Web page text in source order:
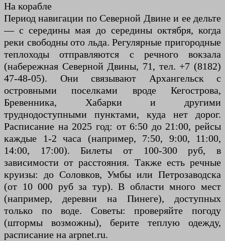
На корабле
Период навигации по Северной Двине и ее дельте
— с середины мая до середины октября, когда
реки свободны ото льда. Регулярные пригородные
теплоходы отправляются с речного вокзала
(набережная Северной Двины, 71, тел. +7 (8182)
47-48-05). Они связывают Архангельск с
островными поселками вроде Кегострова,
Бревенника, Хабарки и другими
труднодоступными пунктами, куда нет дорог.
Расписание на 2025 год: от 6:50 до 21:00, рейсы
каждые 1-2 часа (например, 7:50, 9:00, 11:00,
14:00, 17:00). Билеты от 100-300 руб, в
зависимости от расстояния. Также есть речные
круизы: до Соловков, Умбы или Петрозаводска
(от 10 000 руб за тур). В области много мест
(например, деревни на Пинеге), доступных
только по воде. Советы: проверяйте погоду
(штормы возможны), берите теплую одежду,
расписание на arpnet.ru.